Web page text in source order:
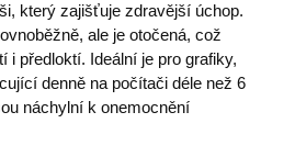
který zajišťuje zdravější úchop.
ale je otočená, což
i předloktí. Ideální je pro grafiky,
denně na počítači déle než 6
náchylní k onemocnění
eshop.premocz.eu
Google.